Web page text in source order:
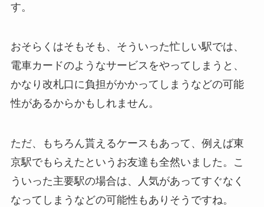
す。
おそらくはそもそも、そういった忙しい駅では、
電車カードのようなサービスをやってしまうと、
かなり改札口に負担がかかってしまうなどの可能
性があるからかもしれません。
ただ、もちろん貰えるケースもあって、例えば東
京駅でもらえたというお友達も全然いました。こ
ういった主要駅の場合は、人気があってすぐなく
なってしまうなどの可能性もありそうですね。